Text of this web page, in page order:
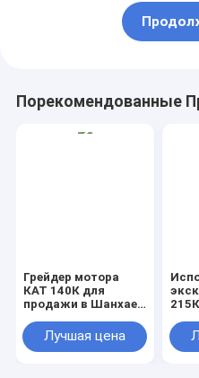
Порекомендованные
Грейдер мотора
КАТ 140К для
продажи в Шанхае
Лучшая цена